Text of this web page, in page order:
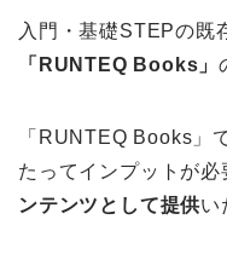
入門・基礎STEPの既
「RUNTEQ Books」
「RUNTEQ Books」
たってインプットが必
ンテンツとして提供い